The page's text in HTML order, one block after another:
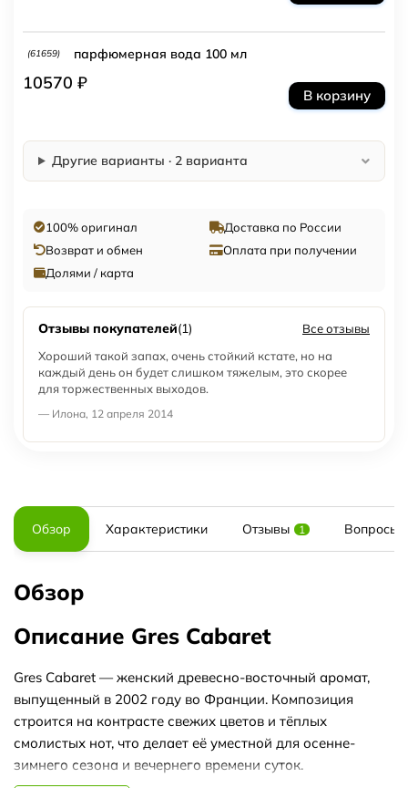
(61659) парфюмерная вода 100 мл
10570 ₽
В корзину
Другие варианты · 2 варианта
100% оригинал
Доставка по России
Возврат и обмен
Оплата при получении
Долями / карта
Отзывы покупателей(1)
Все отзывы
Хороший такой запах, очень стойкий кстате, но на
каждый день он будет слишком тяжелым, это скорее
для торжественных выходов.
— Илона, 12 апреля 2014
Обзор Характеристики Отзывы 1 Вопросы
Обзор
Описание Gres Cabaret
Gres Cabaret — женский древесно-восточный аромат,
выпущенный в 2002 году во Франции. Композиция
строится на контрасте свежих цветов и тёплых
смолистых нот, что делает её уместной для осенне-
зимнего сезона и вечернего времени суток.